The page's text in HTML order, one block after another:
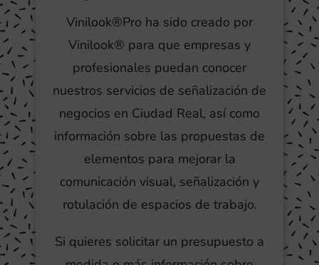
Vinilook®Pro ha sido creado por
Vinilook® para que empresas y
profesionales puedan conocer
nuestros servicios de señalización de
negocios en Ciudad Real, así como
información sobre las propuestas de
elementos para mejorar la
comunicación visual, señalización y
rotulación de espacios de trabajo.
Si quieres solicitar un presupuesto a